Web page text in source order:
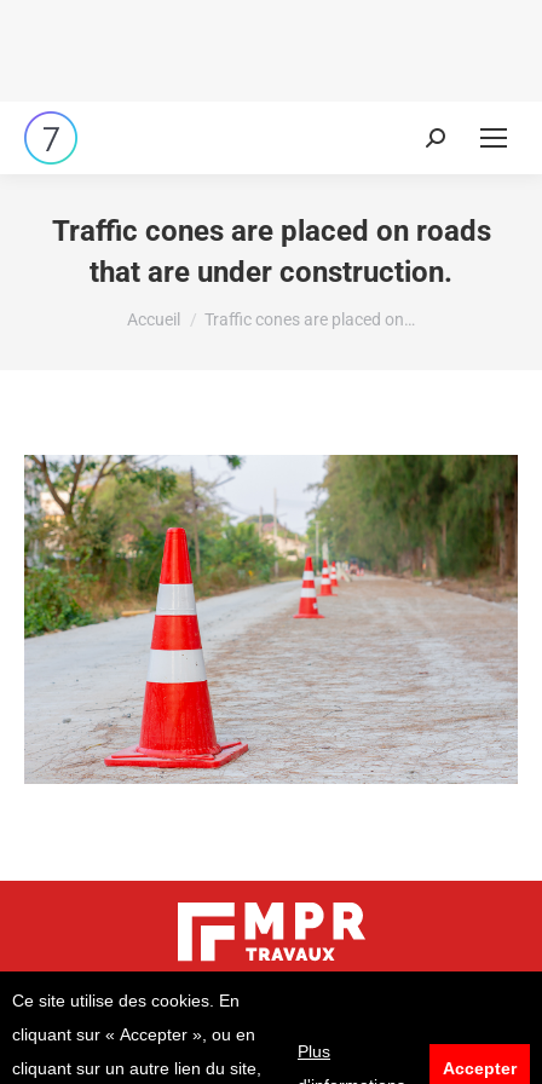
Ce site utilise des cookies. En
cliquant sur « Accepter », ou en
cliquant sur un autre lien du site,
Plus
Accepter
Traffic cones are placed on roads
that are under construction.
Vous êtes ici :
Accueil Traffic cones are placed on…
2 rue Notre Dame - 67120 MOLSHEIM
06 41 96 18 93